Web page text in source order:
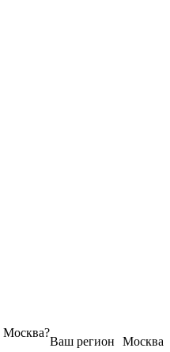
Москва
Ваш регион
Москва?